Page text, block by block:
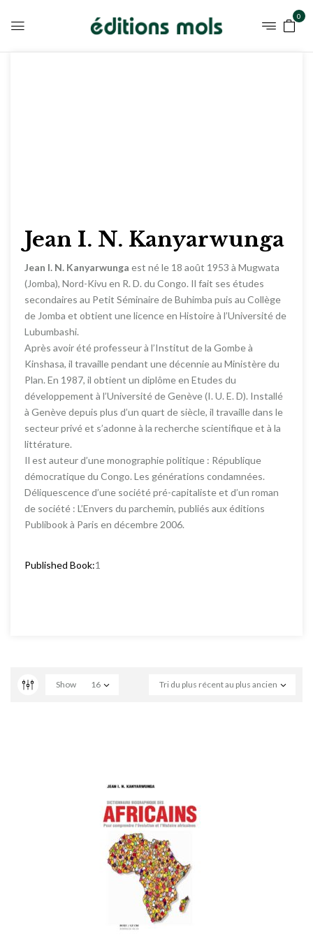
0
Jean I. N. Kanyarwunga
Jean I. N. Kanyarwunga est né le 18 août 1953 à Mugwata
(Jomba), Nord-Kivu en R. D. du Congo. Il fait ses études
secondaires au Petit Séminaire de Buhimba puis au Collège
de Jomba et obtient une licence en Histoire à l’Université de
Lubumbashi.
Après avoir été professeur à l’Institut de la Gombe à
Kinshasa, il travaille pendant une décennie au Ministère du
Plan. En 1987, il obtient un diplôme en Etudes du
développement à l’Université de Genève (I. U. E. D). Installé
à Genève depuis plus d’un quart de siècle, il travaille dans le
secteur privé et s’adonne à la recherche scientifique et à la
littérature.
Il est auteur d’une monographie politique : République
démocratique du Congo. Les générations condamnées.
Déliquescence d’une société pré-capitaliste et d’un roman
de société : L’Envers du parchemin, publiés aux éditions
Publibook à Paris en décembre 2006.
Published Book:1
Tri du plus récent au plus ancien
Show 16